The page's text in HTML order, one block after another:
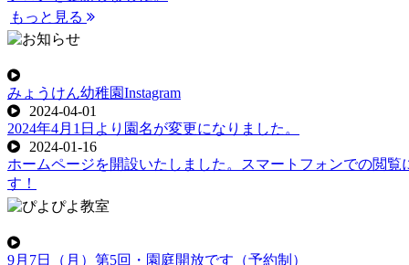
もっと見る
みょうけん幼稚園Instagram
2024-04-01
2024年4月1日より園名が変更になりました。
2024-01-16
ホームページを開設いたしました。スマートフォンでの閲覧
す！
9月7日（月）第5回・園庭開放です（予約制）